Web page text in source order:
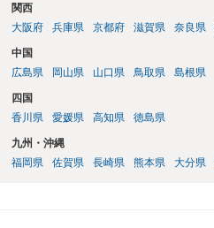
関西
大阪府
兵庫県 京都府 滋賀県 奈良県
中国
広島県
岡山県 山口県 鳥取県 島根県
四国
香川県
愛媛県 高知県 徳島県
九州・沖縄
福岡県
佐賀県 長崎県 熊本県 大分県